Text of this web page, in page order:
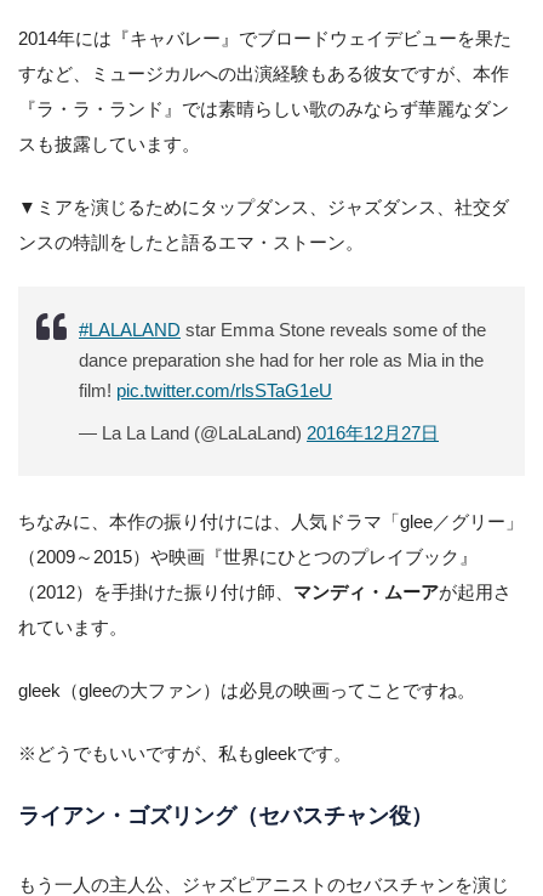
2014年には『キャバレー』でブロードウェイデビューを果た
すなど、ミュージカルへの出演経験もある彼女ですが、本作
『ラ・ラ・ランド』では素晴らしい歌のみならず華麗なダン
スも披露しています。
▼ミアを演じるためにタップダンス、ジャズダンス、社交ダ
ンスの特訓をしたと語るエマ・ストーン。
#LALALAND star Emma Stone reveals some of the
dance preparation she had for her role as Mia in the
film! pic.twitter.com/rlsSTaG1eU
— La La Land (@LaLaLand) 2016年12月27日
ちなみに、本作の振り付けには、人気ドラマ「glee／グリー」
（2009～2015）や映画『世界にひとつのプレイブック』
（2012）を手掛けた振り付け師、 マンディ・ムーアが起用さ
れています。
gleek（gleeの大ファン）は必見の映画ってことですね。
※どうでもいいですが、私もgleekです。
ライアン・ゴズリング（セバスチャン役）
もう一人の主人公、ジャズピアニストのセバスチャンを演じ